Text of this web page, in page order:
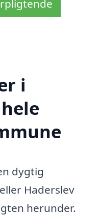
i
dygtig
Haderslev
herunder.